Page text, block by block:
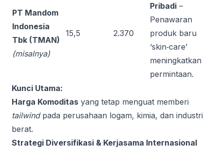
PT Mandom
Indonesia
Tbk (TMAN)
(misalnya)
15,5 2.370
Pribadi –
Penawaran
produk baru
‘skin‑care’
meningkatkan
permintaan.
Kunci Utama:
Harga Komoditas yang tetap menguat memberi
tailwindpada perusahaan logam, kimia, dan industri
berat.
Strategi Diversifikasi & Kerjasama Internasional